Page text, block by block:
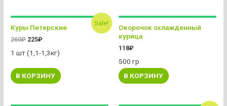
Sale!
Куры Питерские
260₽ 225₽
1 шт (1,1-1,3кг)
В КОРЗИНУ
Окорочок охлажденный
курица
118₽
500 гр
В КОРЗИНУ